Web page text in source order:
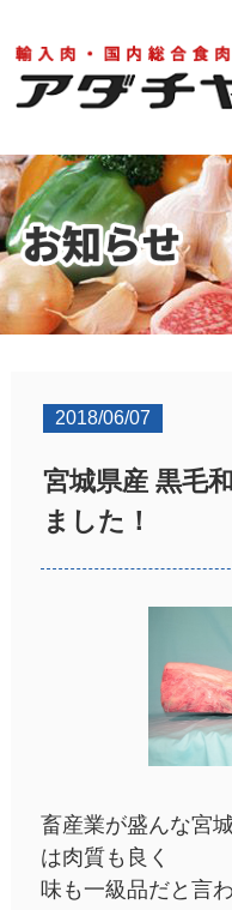
2018/06/07
宮城県産 黒毛
ました！
畜産業が盛んな宮
は肉質も良く
味も一級品だと言